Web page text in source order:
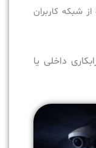
ایزوله‌سازی Backup و Storage از شبکه کاربران
داخلی یا